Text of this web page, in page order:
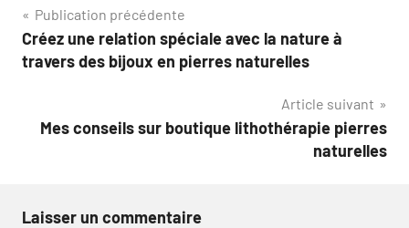
Navigation
de
Publication précédente
Créez une relation spéciale avec la nature à
travers des bijoux en pierres naturelles
Article suivant
Mes conseils sur boutique lithothérapie pierres
naturelles
Laisser un commentaire